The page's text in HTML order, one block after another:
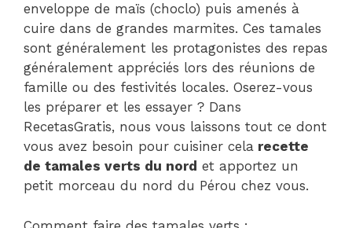
enveloppe de maïs (choclo) puis amenés à
cuire dans de grandes marmites. Ces tamales
sont généralement les protagonistes des repas
généralement appréciés lors des réunions de
famille ou des festivités locales. Oserez-vous
les préparer et les essayer ? Dans
RecetasGratis, nous vous laissons tout ce dont
vous avez besoin pour cuisiner cela recette
de tamales verts du nord et apportez un
petit morceau du nord du Pérou chez vous.